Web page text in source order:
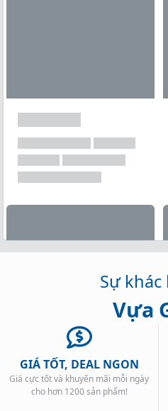
Xem
Sự khác
Vựa
GIÁ TỐT, DEAL NGON
Giá cực tốt và khuyến mãi mỗi ngày
cho hơn 1200 sản phẩm!